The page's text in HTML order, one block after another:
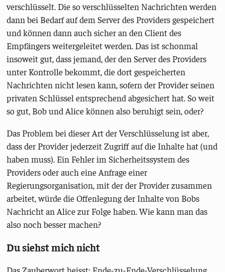
verschlüsselt. Die so verschlüsselten Nachrichten werden
dann bei Bedarf auf dem Server des Providers gespeichert
und können dann auch sicher an den Client des
Empfängers weitergeleitet werden. Das ist schonmal
insoweit gut, dass jemand, der den Server des Providers
unter Kontrolle bekommt, die dort gespeicherten
Nachrichten nicht lesen kann, sofern der Provider seinen
privaten Schlüssel entsprechend abgesichert hat. So weit
so gut, Bob und Alice können also beruhigt sein, oder?
Das Problem bei dieser Art der Verschlüsselung ist aber,
dass der Provider jederzeit Zugriff auf die Inhalte hat (und
haben muss). Ein Fehler im Sicherheitssystem des
Providers oder auch eine Anfrage einer
Regierungsorganisation, mit der der Provider zusammen
arbeitet, würde die Offenlegung der Inhalte von Bobs
Nachricht an Alice zur Folge haben. Wie kann man das
also noch besser machen?
Du siehst mich nicht